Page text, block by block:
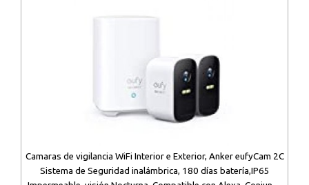
Camaras de vigilancia WiFi Interior e Exterior, Anker eufyCam 2C
Sistema de Seguridad inalámbrica, 180 días batería,IP65